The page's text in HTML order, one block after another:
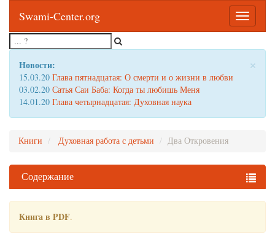
Toggle
Swami-Center.org
×
Новости:
15.03.20 Глава пятнадцатая: О смерти и о жизни в любви
03.02.20 Сатья Саи Баба: Когда ты любишь Меня
14.01.20 Глава четырнадцатая: Духовная наука
Книги Духовная работа с детьми Два Откровения
Содержание
Книга в PDF.